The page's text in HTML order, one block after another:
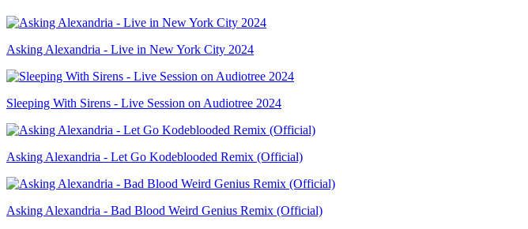
Asking Alexandria - Live in New York City 2024
Sleeping With Sirens - Live Session on Audiotree 2024
Asking Alexandria - Let Go Kodeblooded Remix (Official)
Asking Alexandria - Bad Blood Weird Genius Remix (Official)